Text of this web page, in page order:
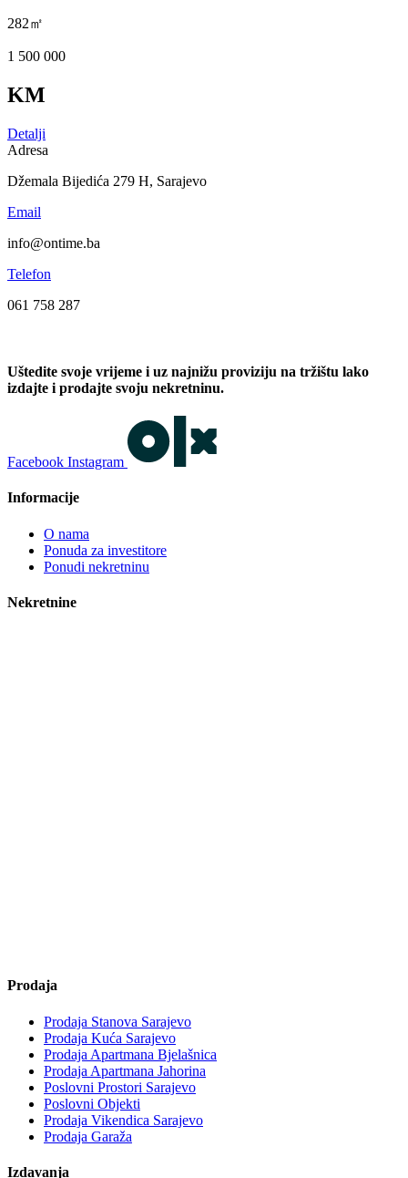
282㎡
1 500 000
KM
Detalji
Adresa
Džemala Bijedića 279 H, Sarajevo
Email
info@ontime.ba
Telefon
061 758 287
Uštedite svoje vrijeme i uz najnižu proviziju na tržištu lako
izdajte i prodajte svoju nekretninu.
Facebook Instagram
Informacije
O nama
Ponuda za investitore
Ponudi nekretninu
Nekretnine
Prodaja
Prodaja Stanova Sarajevo
Prodaja Kuća Sarajevo
Prodaja Apartmana Bjelašnica
Prodaja Apartmana Jahorina
Poslovni Prostori Sarajevo
Poslovni Objekti
Prodaja Vikendica Sarajevo
Prodaja Garaža
Izdavanja